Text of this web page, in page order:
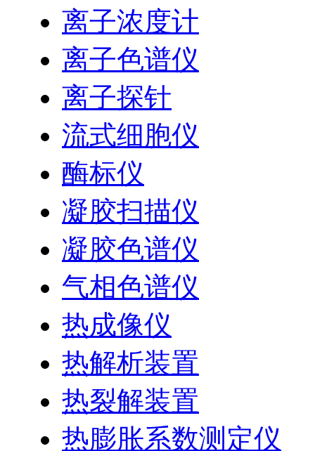
离子浓度计
离子色谱仪
离子探针
流式细胞仪
酶标仪
凝胶扫描仪
凝胶色谱仪
气相色谱仪
热成像仪
热解析装置
热裂解装置
热膨胀系数测定仪